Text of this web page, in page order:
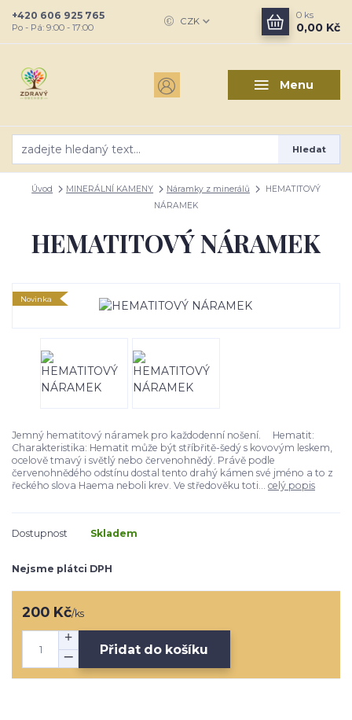
Menu
CZK
Hledat
+420 606 925 765
Po - Pá: 9:00 - 17:00
0 ks
0,00 Kč
Úvod MINERÁLNÍ KAMENY Náramky z minerálů
HEMATITOVÝ
NÁRAMEK
HEMATITOVÝ NÁRAMEK
Novinka
Jemný hematitový náramek pro každodenní nošení. Hematit:
Charakteristika: Hematit může být stříbřitě-šedý s kovovým leskem,
ocelově tmavý i světlý nebo červenohnědý. Právě podle
červenohnědého odstínu dostal tento drahý kámen své jméno a to z
řeckého slova Haema neboli krev. Ve středověku toti... celý popis
Dostupnost Skladem
Nejsme plátci DPH
200 Kč/ks
Přidat do košíku